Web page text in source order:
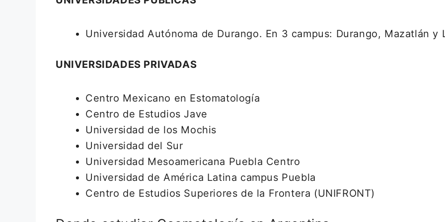
Universidad Autónoma de Durango. En 3 campus: Durango, Mazatlán y
UNIVERSIDADES PRIVADAS
Centro Mexicano en Estomatología
Centro de Estudios Jave
Universidad de los Mochis
Universidad del Sur
Universidad Mesoamericana Puebla Centro
Universidad de América Latina campus Puebla
Centro de Estudios Superiores de la Frontera (UNIFRONT)